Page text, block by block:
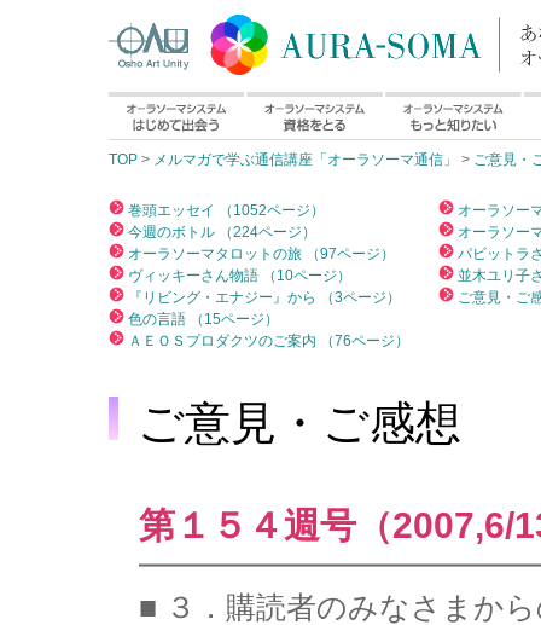
TOP > メルマガで学ぶ通信講座「オーラソーマ通信」 > ご意見・
巻頭エッセイ （1052ページ）
今週のボトル （224ページ）
オーラソーマタロットの旅 （97ページ）
ヴィッキーさん物語 （10ページ）
『リビング・エナジー』から （3ページ）
色の言語 （15ページ）
ＡＥＯＳプロダクツのご案内 （76ページ）
オーラソー
オーラソー
パビットラ
並木ユリ子
ご意見・ご
ご意見・ご感想
第１５４週号（2007,6/
■ ３．購読者のみなさまか